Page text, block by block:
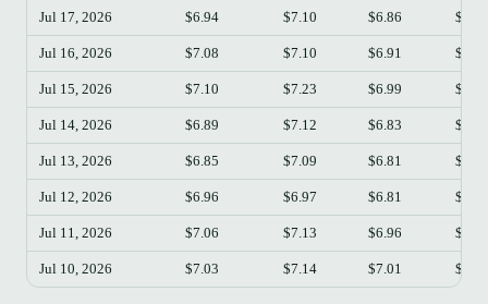
Jul 17, 2026 $6.94 $7.10 $6.86 $7.04
Jul 16, 2026 $7.08 $7.10 $6.91 $6.94
Jul 15, 2026 $7.10 $7.23 $6.99 $7.08
Jul 14, 2026 $6.89 $7.12 $6.83 $7.09
Jul 13, 2026 $6.85 $7.09 $6.81 $6.88
Jul 12, 2026 $6.96 $6.97 $6.81 $6.85
Jul 11, 2026 $7.06 $7.13 $6.96 $6.96
Jul 10, 2026 $7.03 $7.14 $7.01 $7.06